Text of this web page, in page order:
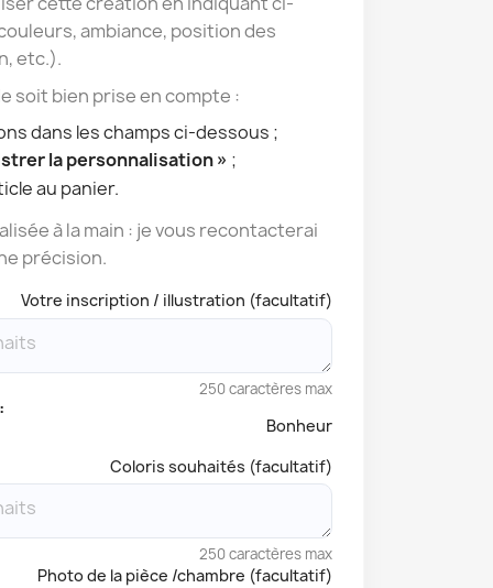
ambiance, position des
etc.).
soit bien prise en compte :
dans les champs ci-dessous ;
la personnalisation » ;
au panier.
à la main : je vous recontacterai
précision.
Votre inscription / illustration (facultatif)
250 caractères max
Bonheur
Coloris souhaités (facultatif)
250 caractères max
Photo de la pièce /chambre (facultatif)